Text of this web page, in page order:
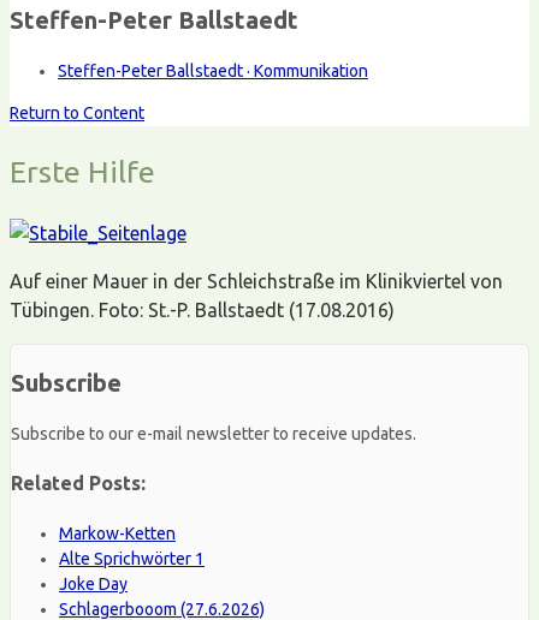
Steffen-Peter Ballstaedt
Steffen-Peter Ballstaedt · Kommunikation
Return to Content
Erste Hilfe
Auf einer Mauer in der Schleichstraße im Klinikviertel von
Tübingen. Foto: St.-P. Ballstaedt (17.08.2016)
Subscribe
Subscribe to our e-mail newsletter to receive updates.
Related Posts:
Markow-Ketten
Alte Sprichwörter 1
Joke Day
Schlagerbooom (27.6.2026)